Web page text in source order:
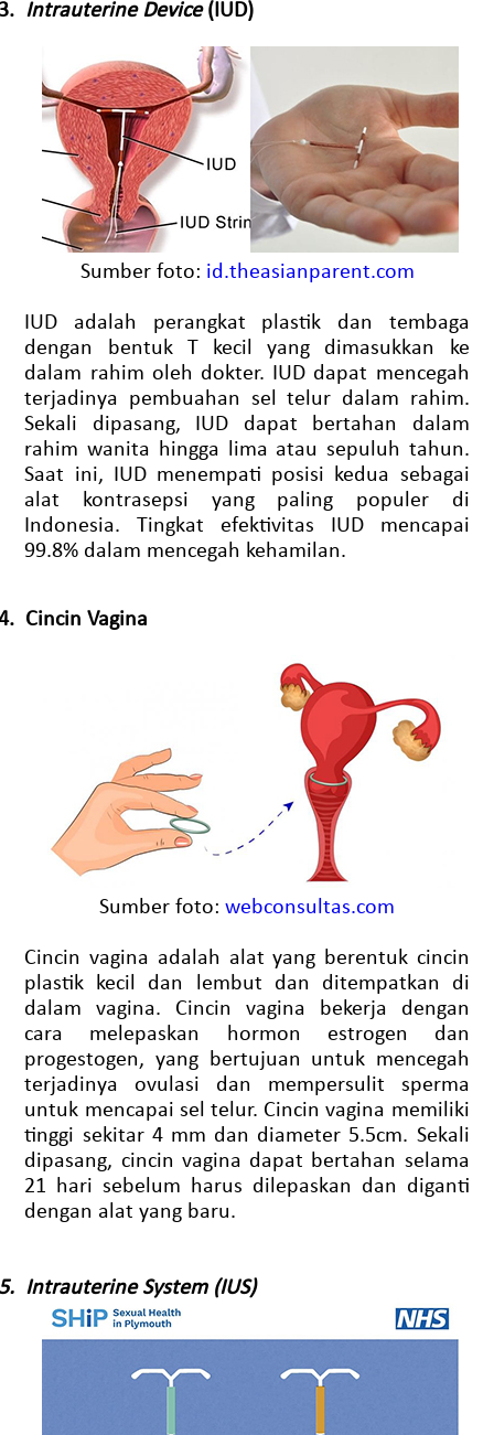
Intrauterine Device(IUD)
Sumber foto: id.theasianparent.com
IUD adalah perangkat plastik dan tembaga
dengan bentuk T kecil yang dimasukkan ke
dalam rahim oleh dokter. IUD dapat mencegah
terjadinya pembuahan sel telur dalam rahim.
Sekali dipasang, IUD dapat bertahan dalam
rahim wanita hingga lima atau sepuluh tahun.
Saat ini, IUD menempati posisi kedua sebagai
alat kontrasepsi yang paling populer di
Indonesia. Tingkat efektivitas IUD mencapai
99.8% dalam mencegah kehamilan.
Cincin Vagina
Sumber foto: webconsultas.com
Cincin vagina adalah alat yang berentuk cincin
plastik kecil dan lembut dan ditempatkan di
dalam vagina. Cincin vagina bekerja dengan
cara melepaskan hormon estrogen dan
progestogen, yang bertujuan untuk mencegah
terjadinya ovulasi dan mempersulit sperma
untuk mencapai sel telur. Cincin vagina memiliki
tinggi sekitar 4 mm dan diameter 5.5cm. Sekali
dipasang, cincin vagina dapat bertahan selama
21 hari sebelum harus dilepaskan dan diganti
dengan alat yang baru.
Intrauterine System (IUS)